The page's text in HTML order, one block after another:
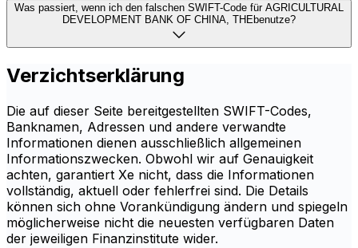
Was passiert, wenn ich den falschen SWIFT-Code für AGRICULTURAL
DEVELOPMENT BANK OF CHINA, THEbenutze?
Verzichtserklärung
Die auf dieser Seite bereitgestellten SWIFT-Codes,
Banknamen, Adressen und andere verwandte
Informationen dienen ausschließlich allgemeinen
Informationszwecken. Obwohl wir auf Genauigkeit
achten, garantiert Xe nicht, dass die Informationen
vollständig, aktuell oder fehlerfrei sind. Die Details
können sich ohne Vorankündigung ändern und spiegeln
möglicherweise nicht die neuesten verfügbaren Daten
der jeweiligen Finanzinstitute wider.